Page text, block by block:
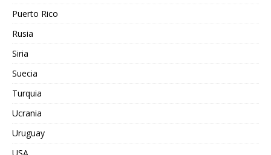
Puerto Rico
Rusia
Siria
Suecia
Turquia
Ucrania
Uruguay